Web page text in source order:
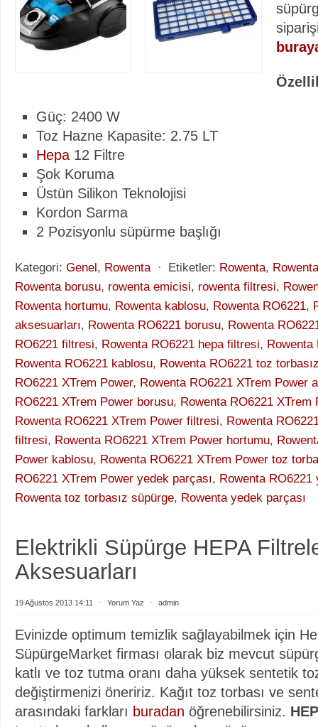
Güç: 2400 W
Toz Hazne Kapasite: 2.75 LT
Hepa 12 Filtre
Şok Koruma
Üstün Silikon Teknolojisi
Kordon Sarma
2 Pozisyonlu süpürme başlığı
Kategori: Genel, Rowenta ⋅ Etiketler: Rowenta,
Rowenta borusu, rowenta emicisi, rowenta filtresi,
Rowenta hortumu, Rowenta kablosu, Rowenta RO6221,
aksesuarları, Rowenta RO6221 borusu, Rowenta
RO6221 filtresi, Rowenta RO6221 hepa filtresi, Rowenta
Rowenta RO6221 kablosu, Rowenta RO6221 toz
RO6221 XTrem Power, Rowenta RO6221 XTrem Power
RO6221 XTrem Power borusu, Rowenta RO6221 XTrem
Rowenta RO6221 XTrem Power filtresi, Rowenta
filtresi, Rowenta RO6221 XTrem Power hortumu,
Power kablosu, Rowenta RO6221 XTrem Power toz
RO6221 XTrem Power yedek parçası, Rowenta RO6221
Rowenta toz torbasız süpürge, Rowenta yedek parçası
Elektrikli Süpürge HEPA
Aksesuarları
19 Ağustos 2013 14:11 ⋅ Yorum Yaz ⋅ admin
Evinizde optimum temizlik sağlayabilmek için
SüpürgeMarket firması olarak biz mevcut
katlı ve toz tutma oranı daha yüksek sentetik
değiştirmenizi öneririz. Kağıt toz torbası ve
arasındaki farkları buradan öğrenebilirsiniz.